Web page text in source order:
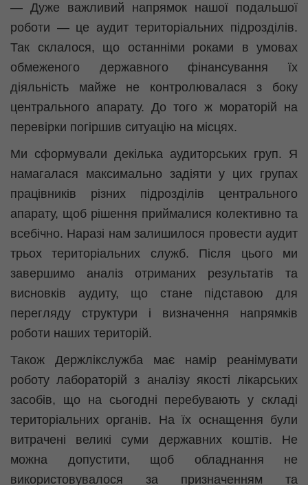
— Дуже важливий напрямок нашої подальшої
роботи — це аудит територіальних підрозділів.
Так склалося, що останніми роками в умовах
обмеженого державного фінансування їх
діяльність майже не контролювалася з боку
центрального апарату. До того ж мораторій на
перевірки погіршив ситуацію на місцях.
Ми сформували декілька аудиторських груп. Я
намагалася максимально задіяти у цих групах
працівників різних підрозділів центрального
апарату, щоб рішення приймалися колективно та
всебічно. Наразі нам залишилося провести аудит
трьох територіальних служб. Після цього ми
завершимо аналіз отриманих результатів та
висновків аудиту, що стане підставою для
перегляду структури і визначення напрямків
роботи наших територій.
Також Держлікслужба має намір реанімувати
роботу лабораторій з аналізу якості лікарських
засобів, що на сьогодні перебувають у складі
територіальних органів. На їх оснащення були
витрачені великі суми державних коштів. Не
можна допустити, щоб обладнання не
використовувалося за призначенням та